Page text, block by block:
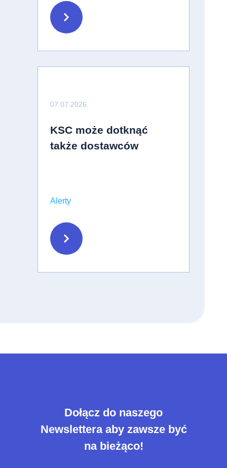
07.07.2026
KSC może dotknąć
także dostawców
Alerty
Dołącz do naszego
Newslettera aby zawsze być
na bieżąco!